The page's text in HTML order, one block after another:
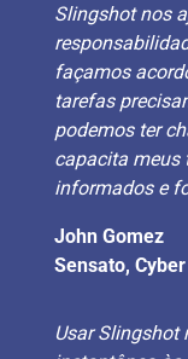
Slingshot nos
façamos
tarefas
podemos ter
capacita meus
informados e
John Gomez
Sensato,
Usar Slingshot